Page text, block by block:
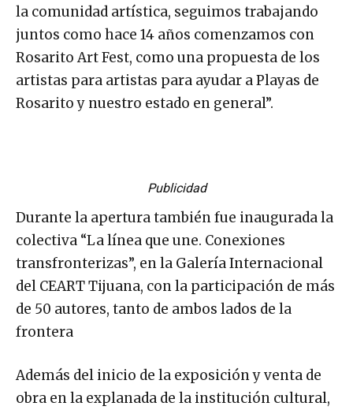
la comunidad artística, seguimos trabajando
juntos como hace 14 años comenzamos con
Rosarito Art Fest, como una propuesta de los
artistas para artistas para ayudar a Playas de
Rosarito y nuestro estado en general”.
Publicidad
Durante la apertura también fue inaugurada la
colectiva “La línea que une. Conexiones
transfronterizas”, en la Galería Internacional
del CEART Tijuana, con la participación de más
de 50 autores, tanto de ambos lados de la
frontera
Además del inicio de la exposición y venta de
obra en la explanada de la institución cultural,